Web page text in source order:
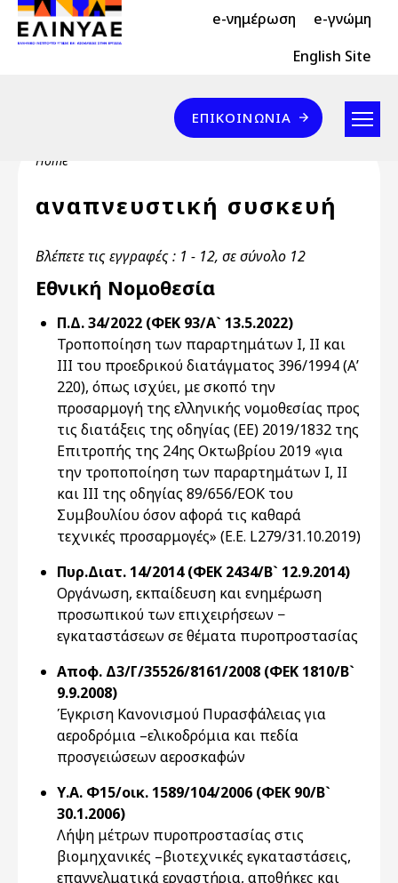
Skip to main content
Header Top 2 e-νημέρωση e-γνώμη
Header Top English Site
Επικοινωνία
ΕΠΙΚΟΙΝΩΝΊΑ
Breadcrumb
Home
αναπνευστική συσκευή
Βλέπετε τις εγγραφές : 1 - 12, σε σύνολο 12
Εθνική Νομοθεσία
Π.Δ. 34/2022 (ΦΕΚ 93/Α` 13.5.2022)
Τροποποίηση των παραρτημάτων Ι, ΙΙ και
ΙΙΙ του προεδρικού διατάγματος 396/1994 (Α’
220), όπως ισχύει, με σκοπό την
προσαρμογή της ελληνικής νομοθεσίας προς
τις διατάξεις της οδηγίας (ΕΕ) 2019/1832 της
Επιτροπής της 24ης Οκτωβρίου 2019 «για
την τροποποίηση των παραρτημάτων Ι, ΙΙ
και ΙΙΙ της οδηγίας 89/656/ΕΟΚ του
Συμβουλίου όσον αφορά τις καθαρά
τεχνικές προσαρμογές» (Ε.Ε. L279/31.10.2019)
Πυρ.Διατ. 14/2014 (ΦΕΚ 2434/Β` 12.9.2014)
Οργάνωση, εκπαίδευση και ενημέρωση
προσωπικού των επιχειρήσεων −
εγκαταστάσεων σε θέματα πυροπροστασίας
Αποφ. Δ3/Γ/35526/8161/2008 (ΦΕΚ 1810/Β`
9.9.2008)
Έγκριση Κανονισμού Πυρασφάλειας για
αεροδρόμια –ελικοδρόμια και πεδία
προσγειώσεων αεροσκαφών
Υ.Α. Φ15/οικ. 1589/104/2006 (ΦΕΚ 90/Β`
30.1.2006)
Λήψη μέτρων πυροπροστασίας στις
βιομηχανικές –βιοτεχνικές εγκαταστάσεις,
επαγγελματικά εργαστήρια, αποθήκες και